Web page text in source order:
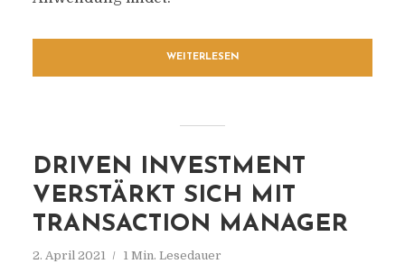
WEITERLESEN
DRIVEN INVESTMENT
VERSTÄRKT SICH MIT
TRANSACTION MANAGER
2. April 2021 1 Min. Lesedauer